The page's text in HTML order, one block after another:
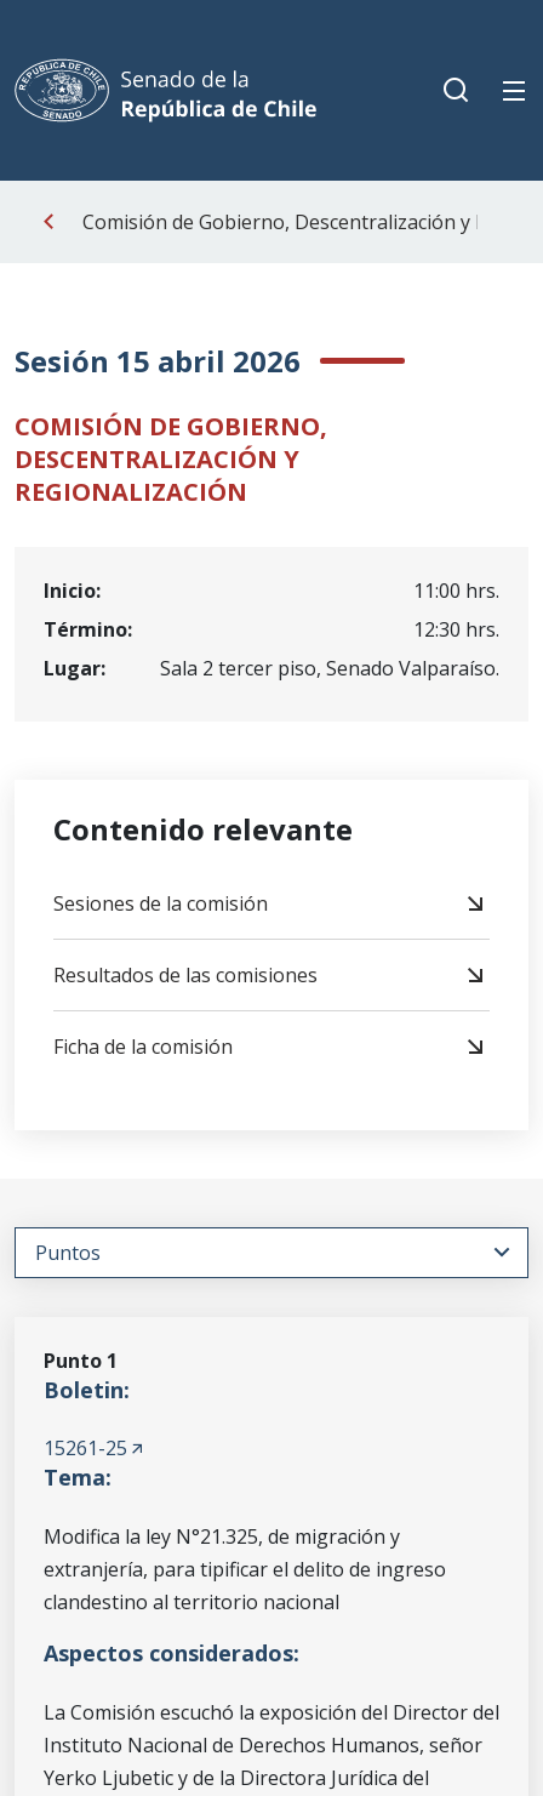
Comisión de Gobierno, Descentralización y
Sesión 15 abril 2026
COMISIÓN DE GOBIERNO,
DESCENTRALIZACIÓN Y
REGIONALIZACIÓN
Inicio:
11:00 hrs.
Término:
12:30 hrs.
Lugar:
Sala 2 tercer piso, Senado Valparaíso.
Contenido relevante
Sesiones de la comisión
Resultados de las comisiones
Ficha de la comisión
Punto 1
Boletin:
15261-25
Tema:
Modifica la ley N°21.325, de migración y
extranjería, para tipificar el delito de ingreso
clandestino al territorio nacional
Aspectos considerados:
La Comisión escuchó la exposición del Director del
Instituto Nacional de Derechos Humanos, señor
Yerko Ljubetic y de la Directora Jurídica del